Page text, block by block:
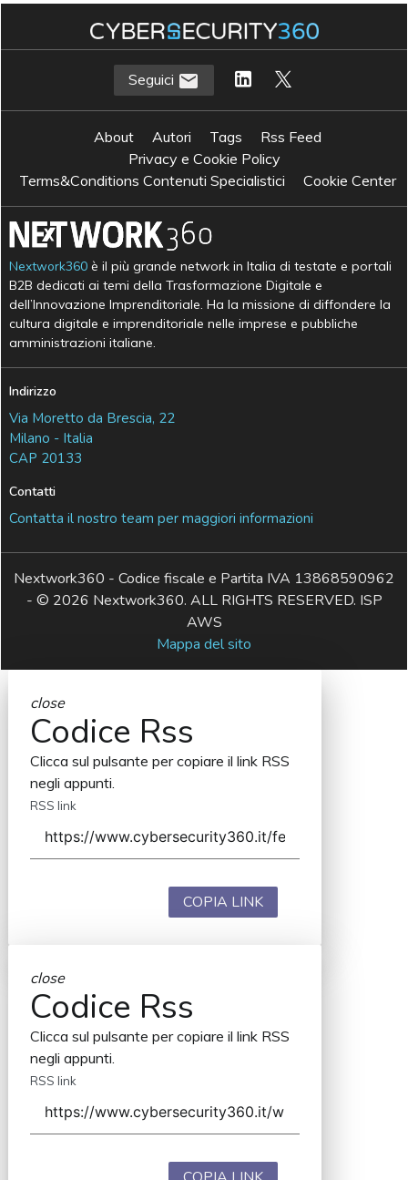
Seguici
About Autori Tags
Rss Feed
Privacy e Cookie Policy
Terms&Conditions Contenuti Specialistici
Cookie Center
Nextwork360 è il più grande network in Italia di testate e portali
B2B dedicati ai temi della Trasformazione Digitale e
dell’Innovazione Imprenditoriale. Ha la missione di diffondere la
cultura digitale e imprenditoriale nelle imprese e pubbliche
amministrazioni italiane.
Indirizzo
Via Moretto da Brescia, 22
Milano - Italia
CAP 20133
Contatti
Contatta il nostro team per maggiori informazioni
Nextwork360 - Codice fiscale e Partita IVA 13868590962
- © 2026 Nextwork360. ALL RIGHTS RESERVED. ISP
AWS
Mappa del sito
close
Codice Rss
Clicca sul pulsante per copiare il link RSS
negli appunti.
RSS link
COPIA LINK
close
Codice Rss
Clicca sul pulsante per copiare il link RSS
negli appunti.
RSS link